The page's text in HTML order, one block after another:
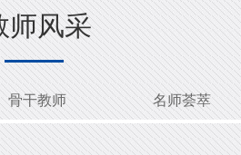
师风采
骨干教师 名师荟萃